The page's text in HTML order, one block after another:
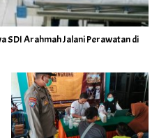
SDI Arahmah Jalani Perawatan di